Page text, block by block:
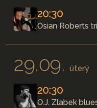
20:30
Osian Roberts
29.09.úterý
20:30
O.J. Zlabek